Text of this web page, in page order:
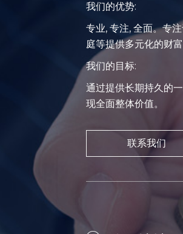
我们的优势:
专业, 专注, 全面。专
庭等提供多元化的财
我们的目标:
通过提供长期持久的
现全面整体价值。
联系我们